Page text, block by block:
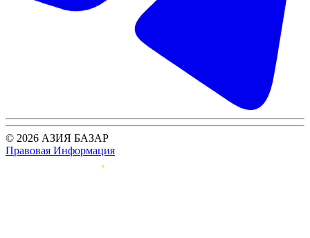
© 2026 АЗИЯ БАЗАР
Правовая Информация